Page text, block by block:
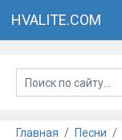
HVALITE.COM
Главная Песни